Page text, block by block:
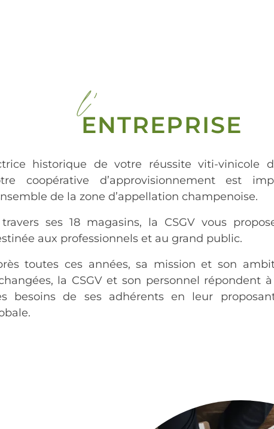
l'
ENTREPRISE
historique de votre réussite viti-vinicole
coopérative d’approvisionnement est
de la zone d’appellation champenoise.
ses 18 magasins, la CSGV vous
aux professionnels et au grand public.
toutes ces années, sa mission et son
la CSGV et son personnel répondent à
besoins de ses adhérents en leur